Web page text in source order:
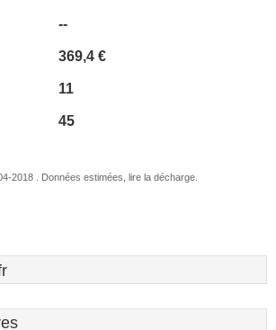
--
369,4 €
11
45
2018 . Données estimées, lire la décharge.